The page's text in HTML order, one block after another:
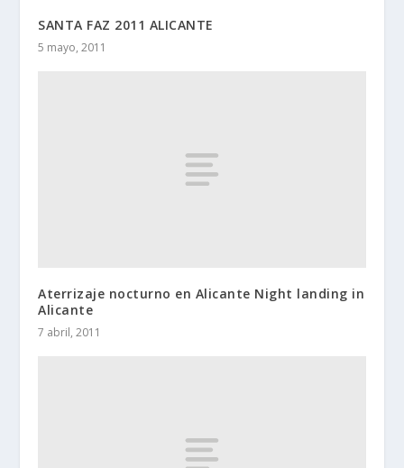
SANTA FAZ 2011 ALICANTE
5 mayo, 2011
Aterrizaje nocturno en Alicante Night landing in
Alicante
7 abril, 2011